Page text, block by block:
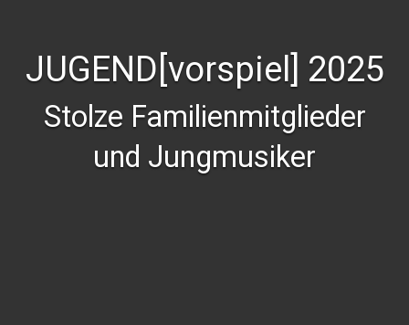
JUGEND[vorspiel] 2025
Stolze Familienmitglieder
und Jungmusiker